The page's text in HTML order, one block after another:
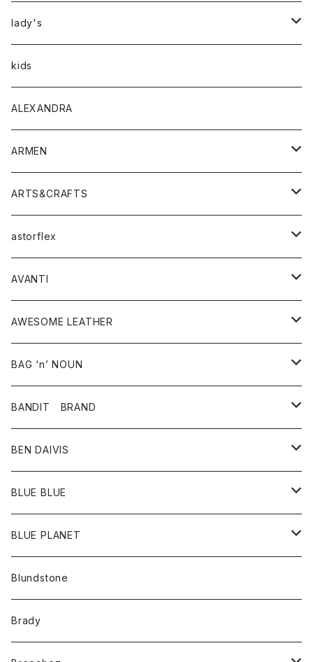
アウター
トップス
Tシャツ
シャツ
ボトムス
lady's
アウター
トップス
Tシャツ・カットソー
シャツ・ブラウス
ボトムス
パンツ
スカート
ワンピース・オールインワン
バッグ
シューズ
アクセサリー
その他雑貨
kids
ALEXANDRA
ARMEN
アウター
コート
ジャケット
トップス
ベスト
シャツ
ワンピース
ボトム
スカート
パンツ
グッズ
靴
ARTS&CRAFTS
アクセサリー
ウォレット
バッグ
astorflex
グッズ
靴
AVANTI
シャツ
AWESOME LEATHER
アウター
革ジャケット
BAG ‘n’ NOUN
アクセサリー
バッグ
ポーチ
BANDIT BRAND
トップス
Ｔシャツ
BEN DAIVIS
ポトム
パンツ
BLUE BLUE
アウター
カーディガン
コート
アクセサリー
バッグ
ベルト
キッズ
BLUE PLANET
サングラス
Blundstone
Brady